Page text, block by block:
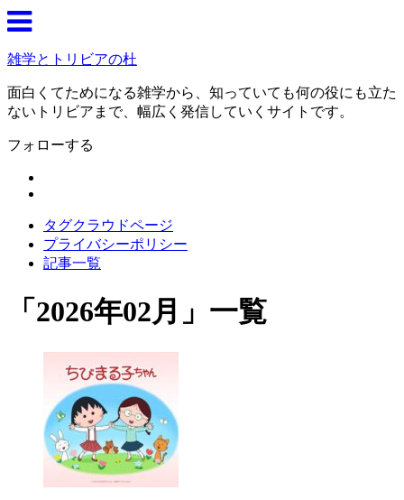
雑学とトリビアの杜
面白くてためになる雑学から、知っていても何の役にも立た
ないトリビアまで、幅広く発信していくサイトです。
フォローする
タグクラウドページ
プライバシーポリシー
記事一覧
「 2026年02月 」 一覧